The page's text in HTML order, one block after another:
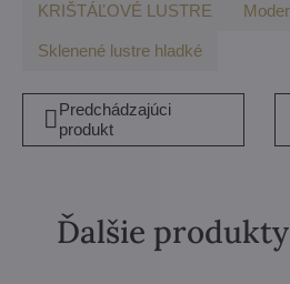
KRIŠTÁĽOVÉ LUSTRE
Sklenené lustre hladké
Predchádzajúci
produkt
Ďalšie